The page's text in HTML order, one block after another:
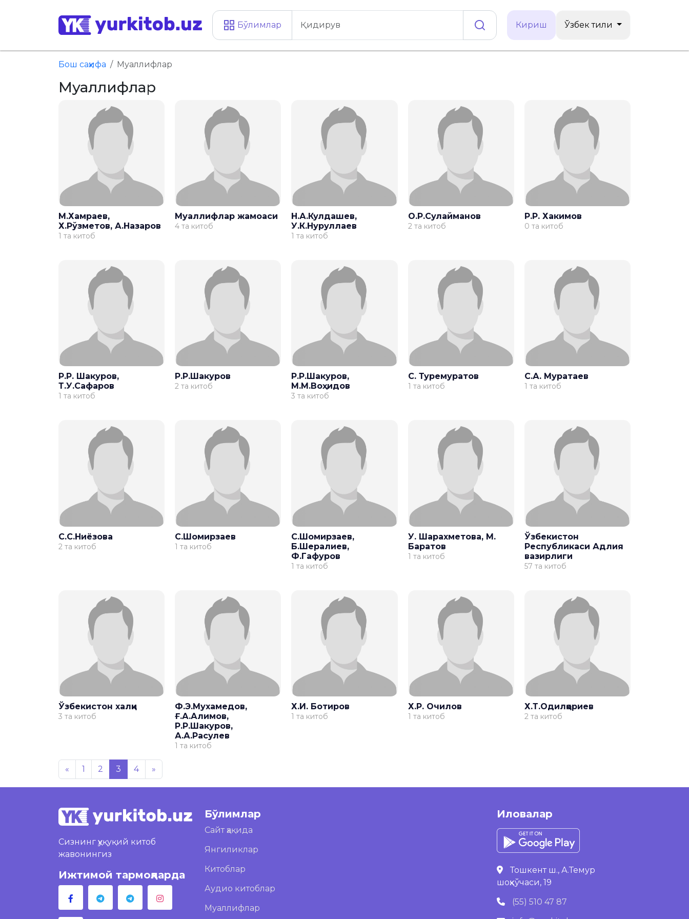
Бўлимлар Кириш Ўзбек тили
Бош саҳифа Муаллифлар
Муаллифлар
М.Хамраев,
Х.Рўзметов, А.Назаров
1 та китоб
Муаллифлар жамоаси
4 та китоб
Н.А.Кулдашев,
У.К.Нуруллаев
1 та китоб
О.Р.Сулайманов
2 та китоб
Р.Р. Хакимов
0 та китоб
Р.Р. Шакуров,
Т.У.Сафаров
1 та китоб
Р.Р.Шакуров
2 та китоб
Р.Р.Шакуров,
М.М.Воҳидов
3 та китоб
С. Туремуратов
1 та китоб
С.А. Муратаев
1 та китоб
С.С.Ниёзова
2 та китоб
С.Шомирзаев
1 та китоб
С.Шомирзаев,
Б.Шералиев,
Ф.Гафуров
1 та китоб
У. Шарахметова, М.
Баратов
1 та китоб
Ўзбекистон
Республикаси Адлия
вазирлиги
57 та китоб
Ўзбекистон халқи
3 та китоб
Ф.Э.Мухамедов,
Ғ.А.Алимов,
Р.Р.Шакуров,
А.А.Расулев
1 та китоб
Х.И. Ботиров
1 та китоб
Х.Р. Очилов
1 та китоб
Х.Т.Одилқориев
2 та китоб
« 1 2 3 4 »
Сизнинг ҳуқуқий китоб
жавонингиз
Ижтимой тармоқларда
Бўлимлар
Сайт ҳақида
Янгиликлар
Китоблар
Аудио китоблар
Муаллифлар
Иловалар
Тошкент ш., А.Темур
шоҳкўчаси, 19
(55) 510 47 87